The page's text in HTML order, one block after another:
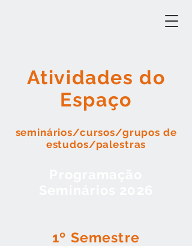
Atividades do
Espaço
seminários/cursos/grupos de
estudos/palestras
1º Semestre​​